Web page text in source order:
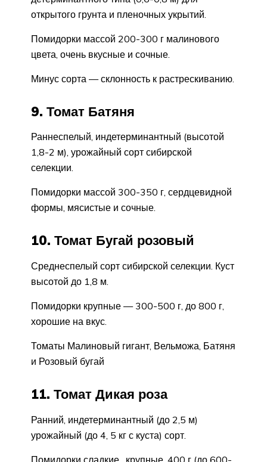
открытого грунта и пленочных укрытий.
Помидорки массой 200-300 г малинового
цвета, очень вкусные и сочные.
Минус сорта — склонность к растрескиванию.
9. Томат Батяня
Раннеспелый, индетерминантный (высотой
1,8-2 м), урожайный сорт сибирской
селекции.
Помидорки массой 300-350 г, сердцевидной
формы, мясистые и сочные.
10. Томат Бугай розовый
Среднеспелый сорт сибирской селекции. Куст
высотой до 1,8 м.
Помидорки крупные — 300-500 г, до 800 г,
хорошие на вкус.
Томаты Малиновый гигант, Вельможа, Батяня
и Розовый бугай
11. Томат Дикая роза
Ранний, индетерминантный (до 2,5 м)
урожайный (до 4, 5 кг с куста) сорт.
Помидорки сладкие, крупные, 400 г (до 600-